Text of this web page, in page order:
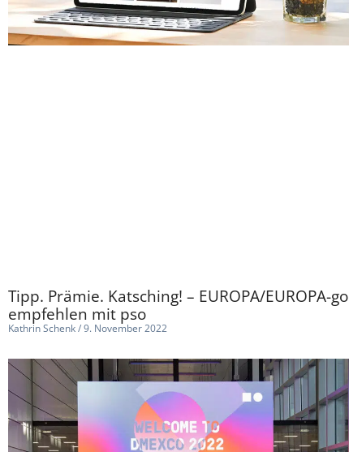
Tipp. Prämie. Katsching! – EUROPA/EUROPA-go
empfehlen mit pso
Kathrin Schenk 9. November 2022